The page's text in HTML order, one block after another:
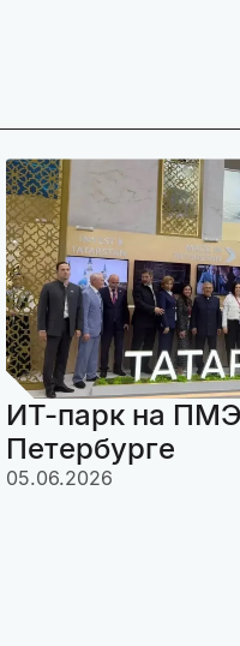
ИТ-парк на
Петербурге
05.06.2026